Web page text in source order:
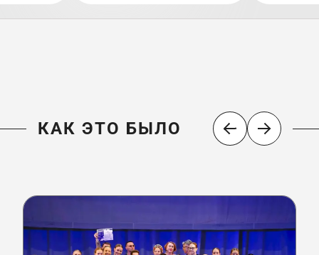
КАК ЭТО БЫЛО